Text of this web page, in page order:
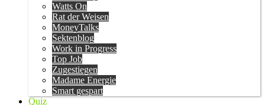
Watts On
Rat der Weisen
MoneyTalks
Sektenblog
Work in Progress
Top Job
Zugestiegen
Madame Energie
Smart gespart
Quiz